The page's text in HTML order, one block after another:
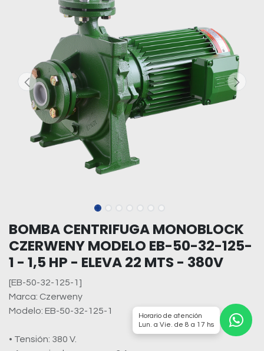
BOMBA CENTRIFUGA MONOBLOCK
CZERWENY MODELO EB-50-32-125-
1 - 1,5 HP - ELEVA 22 MTS - 380V
[EB-50-32-125-1]
Marca: Czerweny
Modelo: EB-50-32-125-1
• Tensión: 380 V.
Horario de atención
Lun. a Vie. de 8 a 17 hs